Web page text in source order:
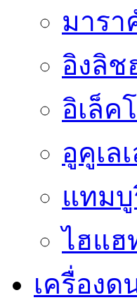
มารา
อิงลิช
อิเล็ค
อูคูเล
แทม
ไฮแฮ
เครื่องด